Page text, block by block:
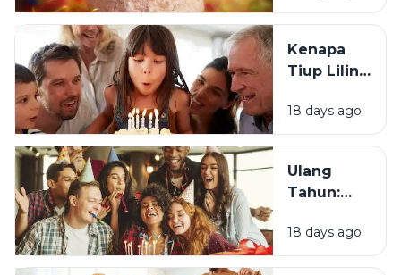
Berawal?
Kenapa
Tiup Lilin
Tradisi
Saat Ulang
18 days ago
Ulang
Tahun:
Momen
Bertambah
18 days ago